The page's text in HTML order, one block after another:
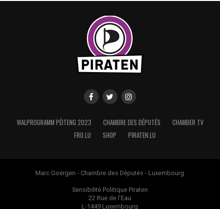
WALPROGRAMM PÉITENG 2023 CHAMBRE DES DÉPUTÉS
CHAMBER TV
FRO.LU
SHOP PIRATEN.LU
Marc Goergen - Chambre des Députés - Luxembourg
Sensibilité Politique Piraten
22 Rue de l’Eau
L-1449 Luxembourg